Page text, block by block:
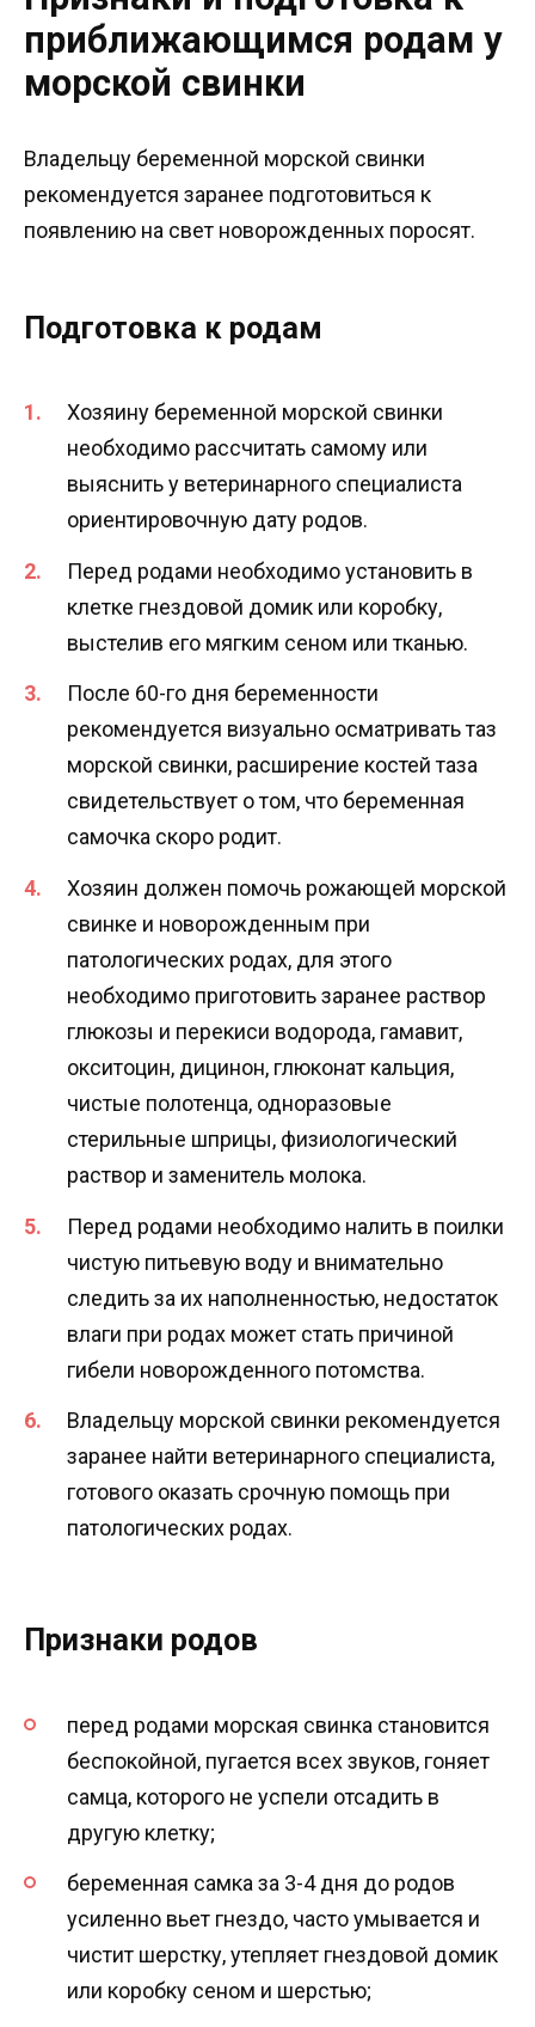
приближающимся родам у
морской свинки
Владельцу беременной морской свинки
рекомендуется заранее подготовиться к
появлению на свет новорожденных поросят.
Подготовка к родам
Хозяину беременной морской свинки
необходимо рассчитать самому или
выяснить у ветеринарного специалиста
ориентировочную дату родов.
Перед родами необходимо установить в
клетке гнездовой домик или коробку,
выстелив его мягким сеном или тканью.
После 60-го дня беременности
рекомендуется визуально осматривать таз
морской свинки, расширение костей таза
свидетельствует о том, что беременная
самочка скоро родит.
Хозяин должен помочь рожающей морской
свинке и новорожденным при
патологических родах, для этого
необходимо приготовить заранее раствор
глюкозы и перекиси водорода, гамавит,
окситоцин, дицинон, глюконат кальция,
чистые полотенца, одноразовые
стерильные шприцы, физиологический
раствор и заменитель молока.
Перед родами необходимо налить в поилки
чистую питьевую воду и внимательно
следить за их наполненностью, недостаток
влаги при родах может стать причиной
гибели новорожденного потомства.
Владельцу морской свинки рекомендуется
заранее найти ветеринарного специалиста,
готового оказать срочную помощь при
патологических родах.
Признаки родов
перед родами морская свинка становится
беспокойной, пугается всех звуков, гоняет
самца, которого не успели отсадить в
другую клетку;
беременная самка за 3-4 дня до родов
усиленно вьет гнездо, часто умывается и
чистит шерстку, утепляет гнездовой домик
или коробку сеном и шерстью;